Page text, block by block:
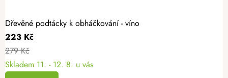
Dřevěné podtácky k obháčkování - víno
223 Kč
279 Kč
Skladem 11. - 12. 8. u vás